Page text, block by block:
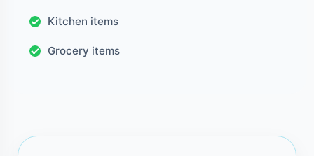
Kitchen items
Grocery items